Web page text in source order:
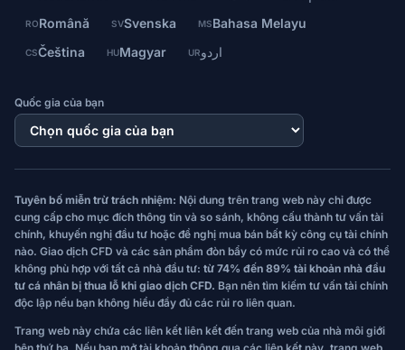
RORomână SVSvenska MSBahasa Melayu
CSČeština HUMagyar URاردو
Quốc gia của bạn
Tuyên bố miễn trừ trách nhiệm: Nội dung trên trang web này chỉ được
cung cấp cho mục đích thông tin và so sánh, không cấu thành tư vấn tài
chính, khuyến nghị đầu tư hoặc đề nghị mua bán bất kỳ công cụ tài chính
nào. Giao dịch CFD và các sản phẩm đòn bẩy có mức rủi ro cao và có thể
không phù hợp với tất cả nhà đầu tư: từ 74% đến 89% tài khoản nhà đầu
tư cá nhân bị thua lỗ khi giao dịch CFD. Bạn nên tìm kiếm tư vấn tài chính
độc lập nếu bạn không hiểu đầy đủ các rủi ro liên quan.
Trang web này chứa các liên kết liên kết đến trang web của nhà môi giới